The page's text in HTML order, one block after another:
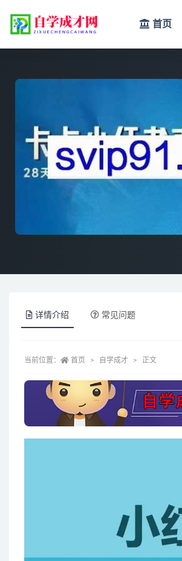
首页
详情介绍 常见问题
当前位置： 首页 自学成才 正文